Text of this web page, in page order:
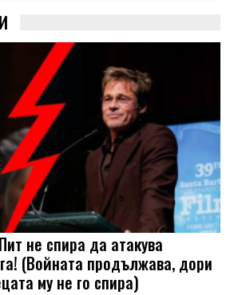
не спира да атакува
(Войната продължава, дори
му не го спира)